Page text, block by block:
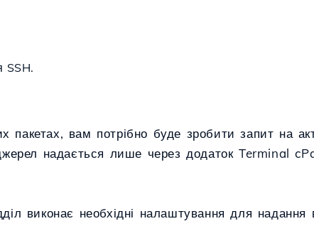
SSH.
вам потрібно буде зробити запит на
надається лише через додаток Terminal
виконає необхідні налаштування для надання